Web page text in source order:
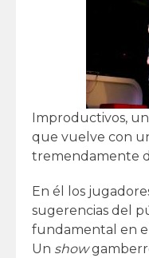
Improductivos,
que vuelve con
tremendamente
En él
los
sugerencias del
fundamental en
Un show